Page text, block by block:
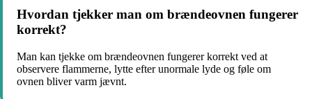
Hvordan tjekker man om brændeovnen fungerer
korrekt?
Man kan tjekke om brændeovnen fungerer korrekt ved at
observere flammerne, lytte efter unormale lyde og føle om
ovnen bliver varm jævnt.